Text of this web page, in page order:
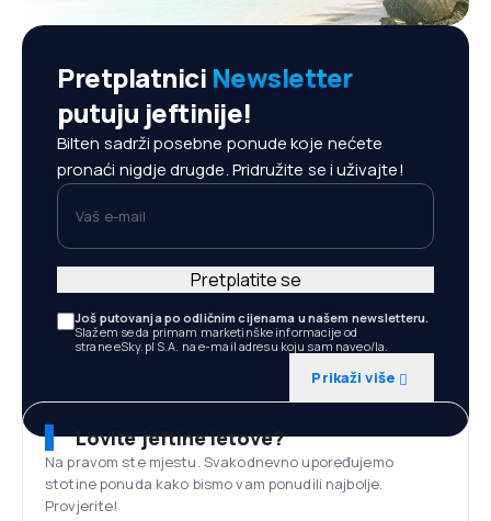
Pretplatnici Newsletter
putuju jeftinije!
Bilten sadrži posebne ponude koje nećete
pronaći nigdje drugde. Pridružite se i uživajte!
Vaš e-mail
Još putovanja po odličnim cijenama u našem newsletteru.
Slažem se da primam marketinške informacije od
strane eSky.pl S.A. na e-mail adresu koju sam naveo/la.
Prikaži više
Pretplatite se
Lovite jeftine letove?
Na pravom ste mjestu. Svakodnevno upoređujemo
stotine ponuda kako bismo vam ponudili najbolje.
Provjerite!